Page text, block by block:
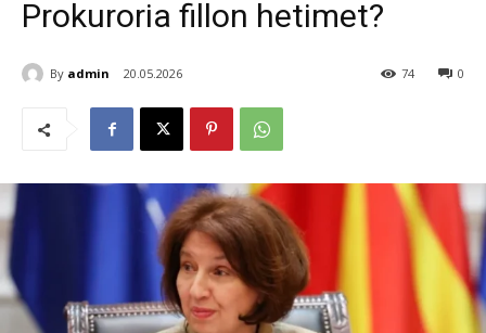
Prokuroria fillon hetimet?
By admin 20.05.2026 0
74